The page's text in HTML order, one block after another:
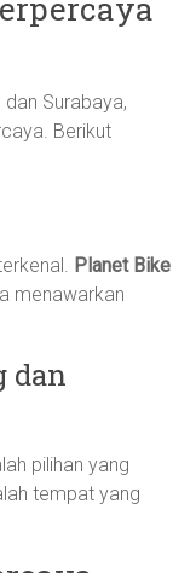
Surabaya,
Berikut
Planet Bike
menawarkan
dan
pilihan yang
tempat yang